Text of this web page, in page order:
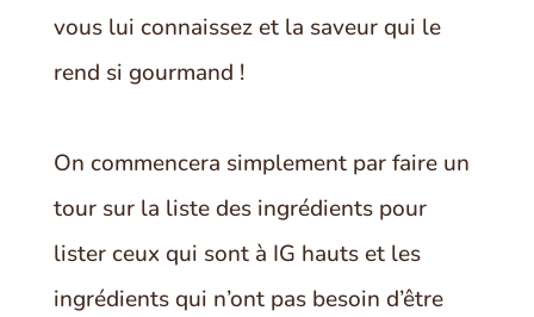
vous lui connaissez et la saveur qui le
rend si gourmand !
On commencera simplement par faire un
tour sur la liste des ingrédients pour
lister ceux qui sont à IG hauts et les
ingrédients qui n’ont pas besoin d’être